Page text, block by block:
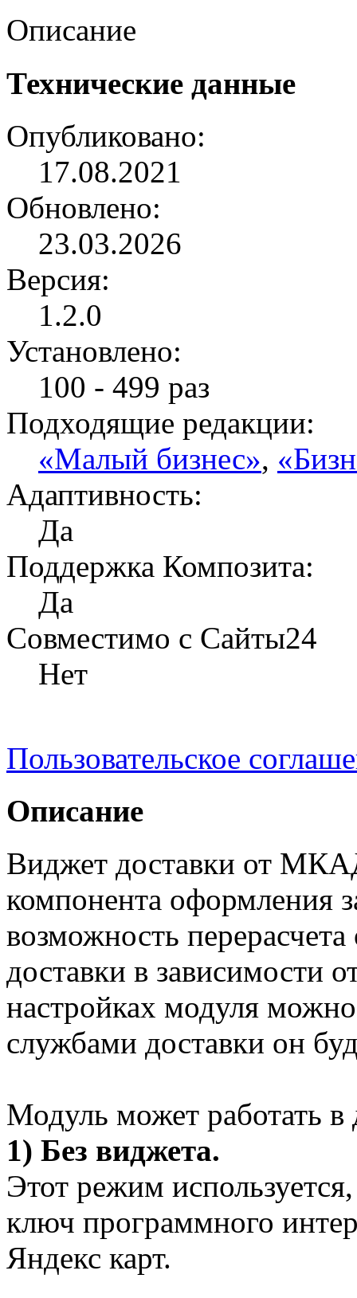
Описание
Технические данные
Опубликовано:
17.08.2021
Обновлено:
23.03.2026
Версия:
1.2.0
Установлено:
100 - 499 раз
Подходящие редакции:
«Малый бизнес»,
Адаптивность:
Да
Поддержка Композита:
Да
Совместимо с Сайты24
Нет
Пользовательское
Описание
Виджет доставки от
компонента оформления
возможность
доставки в зависимости
настройках модуля
службами доставки он
Модуль может работать
1) Без виджета.
Этот режим
ключ программного
Яндекс карт.